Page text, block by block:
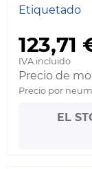
Etiquetado
123,71
IVA incluido
Precio de
Precio por
EL